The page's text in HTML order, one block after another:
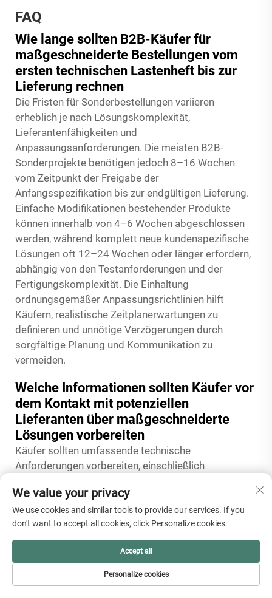
FAQ
Wie lange sollten B2B-Käufer für
maßgeschneiderte Bestellungen vom
ersten technischen Lastenheft bis zur
Lieferung rechnen
Die Fristen für Sonderbestellungen variieren
erheblich je nach Lösungskomplexität,
Lieferantenfähigkeiten und
Anpassungsanforderungen. Die meisten B2B-
Sonderprojekte benötigen jedoch 8–16 Wochen
vom Zeitpunkt der Freigabe der
Anfangsspezifikation bis zur endgültigen Lieferung.
Einfache Modifikationen bestehender Produkte
können innerhalb von 4–6 Wochen abgeschlossen
werden, während komplett neue kundenspezifische
Lösungen oft 12–24 Wochen oder länger erfordern,
abhängig von den Testanforderungen und der
Fertigungskomplexität. Die Einhaltung
ordnungsgemäßer Anpassungsrichtlinien hilft
Käufern, realistische Zeitplanerwartungen zu
definieren und unnötige Verzögerungen durch
sorgfältige Planung und Kommunikation zu
vermeiden.
Welche Informationen sollten Käufer vor
dem Kontakt mit potenziellen
Lieferanten über maßgeschneiderte
Lösungen vorbereiten
Käufer sollten umfassende technische
Anforderungen vorbereiten, einschließlich
Umgebungsbedingungen,
Integrationsanforderungen, Mengenbedarf und
Budgetparameter, bevor sie sich an Lieferanten
bezüglich maßgeschneiderter Lösungen wenden.
Diese Vorbereitung sollte außerdem relevante
Zeichnungen, Informationen zu bestehenden
Produkten, Installationsbeschränkungen und
We value your privacy
We use cookies and similar tools to provide our services. If you
don't want to accept all cookies, click Personalize cookies.
Personalize cookies
Accept all